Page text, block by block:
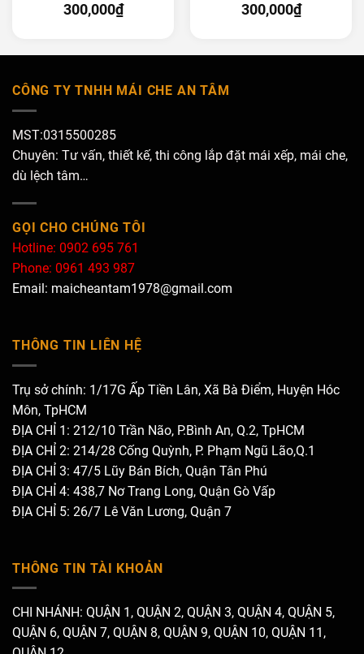
300,000₫ 300,000₫
CÔNG TY TNHH MÁI CHE AN TÂM
MST:0315500285
Chuyên: Tư vấn, thiết kế, thi công lắp đặt mái xếp, mái che,
dù lệch tâm…
GỌI CHO CHÚNG TÔI
Hotline: 0902 695 761
Phone: 0961 493 987
Email: maicheantam1978@gmail.com
THÔNG TIN LIÊN HỆ
Trụ sở chính: 1/17G Ấp Tiền Lân, Xã Bà Điểm, Huyện Hóc
Môn, TpHCM
ĐỊA CHỈ 1: 212/10 Trần Não, P.Bình An, Q.2, TpHCM
ĐỊA CHỈ 2: 214/28 Cống Quỳnh, P. Phạm Ngũ Lão,Q.1
ĐỊA CHỈ 3: 47/5 Lũy Bán Bích, Quận Tân Phú
ĐỊA CHỈ 4: 438,7 Nơ Trang Long, Quận Gò Vấp
ĐỊA CHỈ 5: 26/7 Lê Văn Lương, Quận 7
THÔNG TIN TÀI KHOẢN
CHI NHÁNH: QUẬN 1, QUẬN 2, QUẬN 3, QUẬN 4, QUẬN 5,
QUẬN 6, QUẬN 7, QUẬN 8, QUẬN 9, QUẬN 10, QUẬN 11,